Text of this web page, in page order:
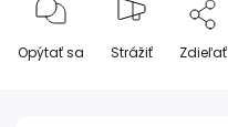
Opýtať sa Strážiť Zdieľať